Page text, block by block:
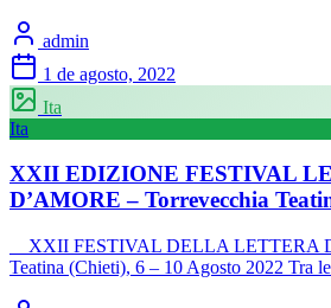
admin
1 de agosto, 2022
Ita
Ita
XXII EDIZIONE FESTIVAL
D’AMORE – Torrevecchia
XXII FESTIVAL DELLA LETTERA
Teatina (Chieti), 6 – 10 Agosto 2022 Tra